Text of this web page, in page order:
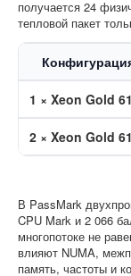
получается 24
тепловой пакет
1 × Xeon Gold
2 × Xeon Gold
В PassMark
CPU Mark и 2 066
многопотоке не
влияют NUMA,
память, частоты и